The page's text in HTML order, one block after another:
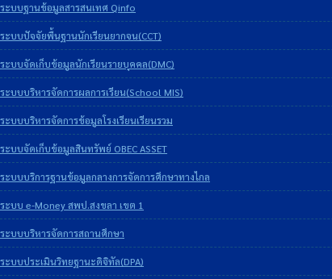
ระบบฐานข้อมูลสารสนเทศ Qinfo
ระบบปัจจัยพื้นฐานนักเรียนยากจน(CCT)
ระบบจัดเก็บข้อมูลนักเรียนรายบุคคล(DMC)
ระบบบริหารจัดการผลการเรียน(School MIS)
ระบบบริหารจัดการข้อมูลโรงเรียนเรียนรวม
ระบบจัดเก็บข้อมูลสินทรัพย์ OBEC ASSET
ระบบบริการฐานข้อมูลกลางการจัดการศึกษาทางไกล
ระบบ e-Money สพป.สงขลา เขต 1
ระบบบริหารจัดการสถานศึกษา
ระบบประเมินวิทยฐานะดิจิทัล(DPA)